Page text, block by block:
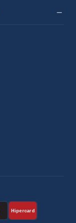
Hipercard